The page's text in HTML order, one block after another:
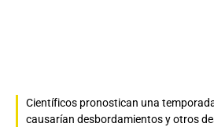
Científicos pronostican una
causarían desbordamientos y otros